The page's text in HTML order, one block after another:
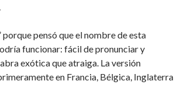
porque pensó que el nombre de esta
funcionar: fácil de pronunciar y
exótica que atraiga. La versión
en Francia, Bélgica, Inglaterra